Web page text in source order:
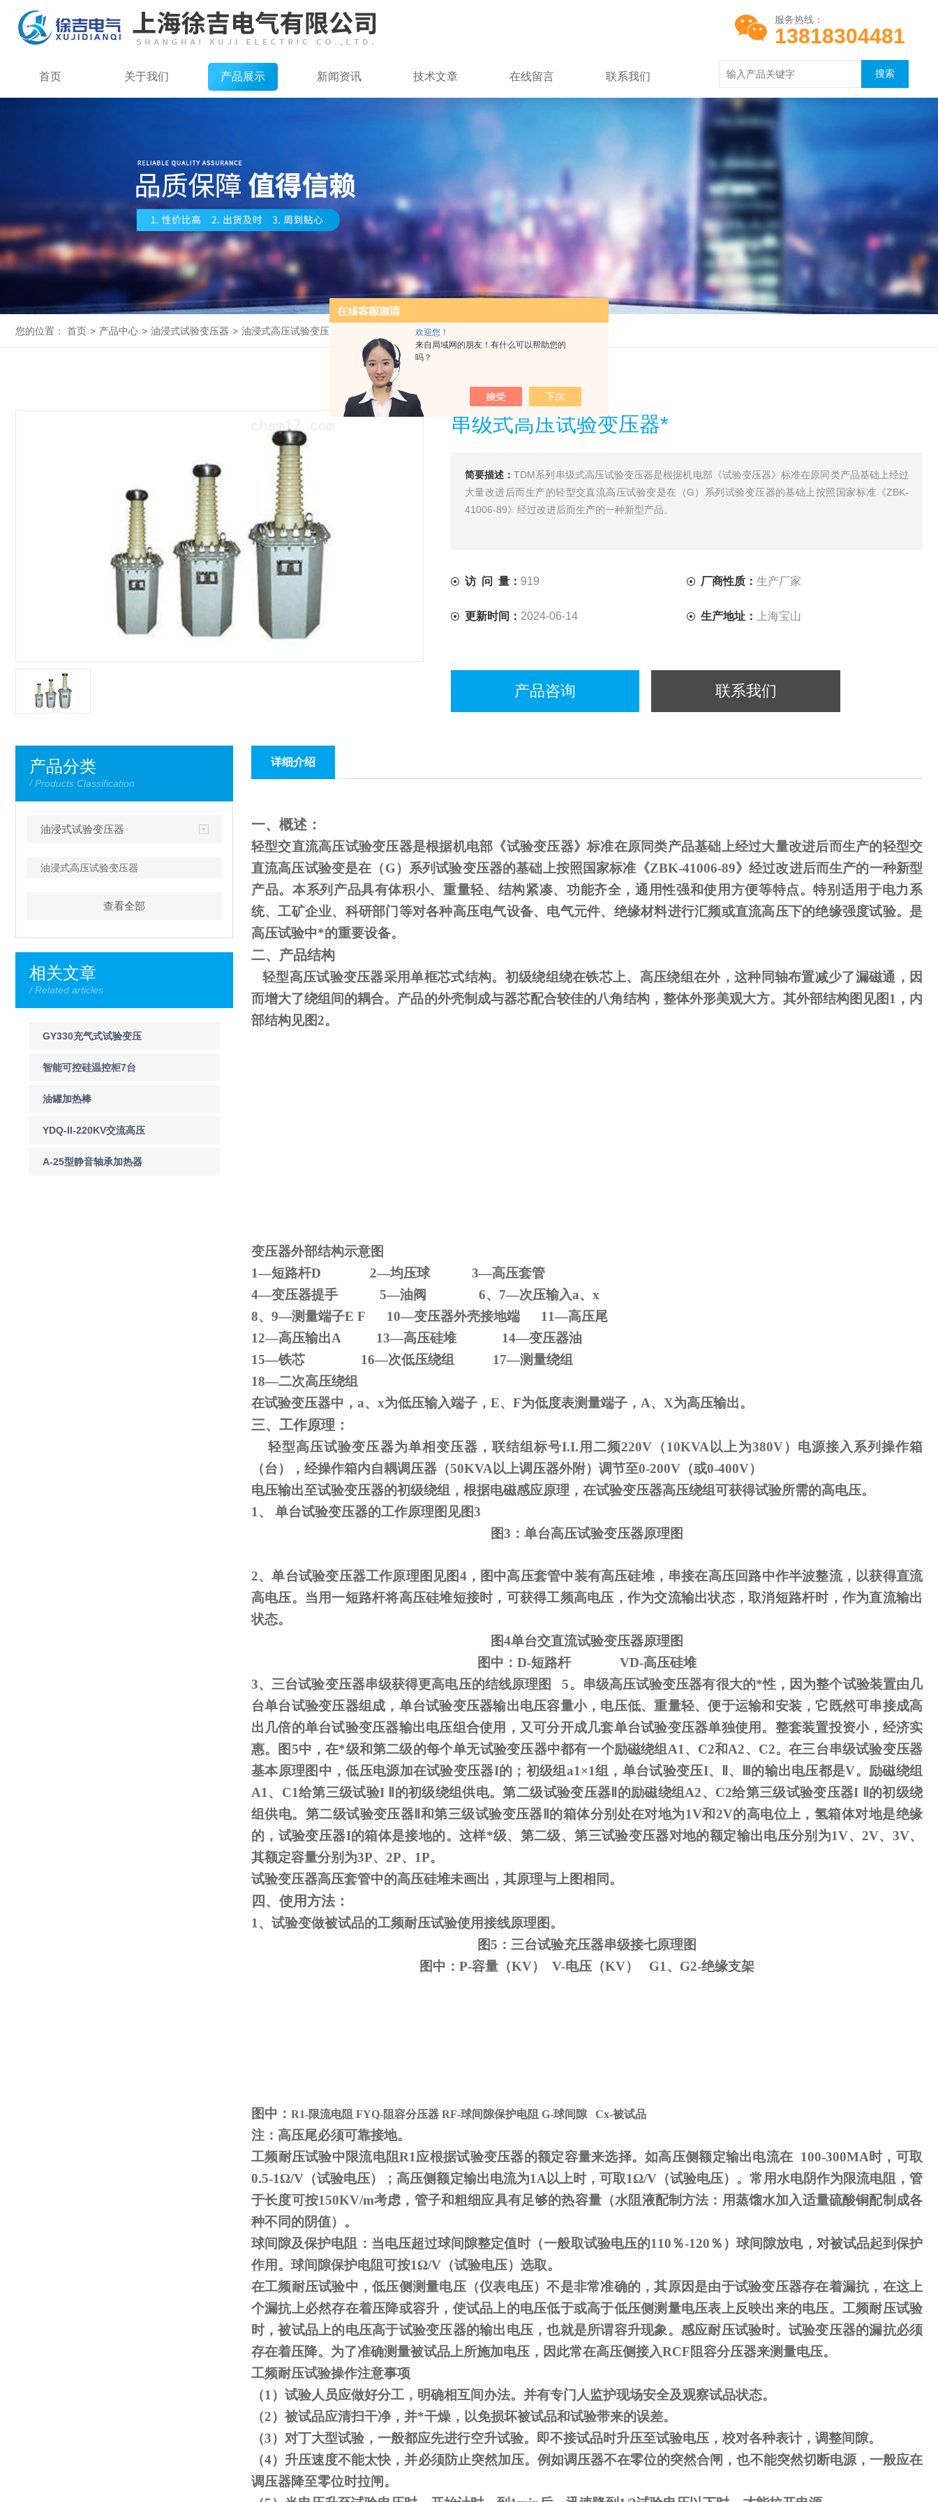
欢迎您！
来自局域网的朋友！有什么可以帮助您的
吗？
服务热线：
13818304481
首页 关于我们 产品展示 新闻资讯 技术文章 在线留言 联系我们
您的位置： 首页 > 产品中心 > 油浸式试验变压器 > 油浸式高压试验变压器 TDM串级式高压试验变压器*
串级式高压试验变压器*
简要描述：TDM系列串级式高压试验变压器是根据机电部《试验变压器》标准在原同类产品基础上经过
大量改进后而生产的轻型交直流高压试验变是在（G）系列试验变压器的基础上按照国家标准《ZBK-
41006-89》经过改进后而生产的一种新型产品。
访 问 量： 919 厂商性质： 生产厂家
更新时间： 2024-06-14 生产地址： 上海宝山
产品咨询 联系我们
产品分类
/ Products Classification
油浸式试验变压器
油浸式高压试验变压器
查看全部
相关文章
/ Related articles
GY330充气式试验变压
器
智能可控硅温控柜7台
120kw
油罐加热棒
YDQ-II-220KV交流高压
声光验电器
A-25型静音轴承加热器
详细介绍
一、概述：
轻型交直流高压试验变压器是根据机电部《试验变压器》标准在原同类产品基础上经过大量改进后而生产的轻型交
直流高压试验变是在（G）系列试验变压器的基础上按照国家标准《ZBK-41006-89》经过改进后而生产的一种新型
产品。本系列产品具有体积小、重量轻、结构紧凑、功能齐全，通用性强和使用方便等特点。特别适用于电力系
统、工矿企业、科研部门等对各种高压电气设备、电气元件、绝缘材料进行汇频或直流高压下的绝缘强度试验。是
高压试验中*的重要设备。
二、产品结构
轻型高压试验变压器采用单框芯式结构。初级绕组绕在铁芯上、高压绕组在外，这种同轴布置减少了漏磁通，因
而增大了绕组间的耦合。产品的外壳制成与器芯配合较佳的八角结构，整体外形美观大方。其外部结构图见图1 ，内
部结构见图2。
变压器外部结构示意图
1—短路杆D 2—均压球 3—高压套管
4—变压器提手 5—油阀 6、 7—次压输入a、 x
8、 9—测量端子E F 10—变压器外壳接地端 11—高压尾
12—高压输出A 13—高压硅堆 14—变压器油
15—铁芯 16—次低压绕组 17—测量绕组
18—二次高压绕组
在试验变压器中， a、 x为低压输入端子， E、 F为低度表测量端子， A、 X为高压输出。
三、工作原理：
轻型高压试验变压器为单相变压器，联结组标号I.I.用二频220V （10KVA 以上为380V）电源接入系列操作箱
（台），经操作箱内自耦调压器（50KVA 以上调压器外附）调节至0-200V （或0-400V）
电压输出至试验变压器的初级绕组，根据电磁感应原理，在试验变压器高压绕组可获得试验所需的高电压。
1、 单台试验变压器的工作原理图见图3
图3 ：单台高压试验变压器原理图
2、单台试验变压器工作原理图见图4 ，图中高压套管中装有高压硅堆，串接在高压回路中作半波整流，以获得直流
高电压。当用一短路杆将高压硅堆短接时，可获得工频高电压，作为交流输出状态，取消短路杆时，作为直流输出
状态。
图4单台交直流试验变压器原理图
图中： D-短路杆 VD-高压硅堆
3、三台试验变压器串级获得更高电压的结线原理图5。串级高压试验变压器有很大的*性，因为整个试验装置由几
台单台试验变压器组成，单台试验变压器输出电压容量小，电压低、重量轻、便于运输和安装，它既然可串接成高
出几倍的单台试验变压器输出电压组合使用，又可分开成几套单台试验变压器单独使用。整套装置投资小，经济实
惠。图5中，在*级和第二级的每个单无试验变压器中都有一个励磁绕组 A1 、 C2和A2、 C2。在三台串级试验变压器
基本原理图中，低压电源加在试验变压器I的；初级组 a1×1组，单台试验变压I、 、 的输出电压都是V。励磁绕组
A1 、 C1给第三级试验I
Ⅱ的初级绕组供电。第二级试验变压器Ⅱ的励磁绕组A2、C2给第三级试验变压器I Ⅱ的初级绕
组供电。第二级试验变压器Ⅱ和第三级试验变压器Ⅱ的箱体分别处在对地为1V和2V的高电位上，氢箱体对地是绝缘
的，试验变压器I的箱体是接地的。这样*级、第二级、第三试验变压器对地的额定输出电压分别为1V、2V、3V、
其额定容量分别为3P、2P、1P。
试验变压器高压套管中的高压硅堆未画出，其原理与上图相同。
四、使用方法：
1、试验变做被试品的工频耐压试验使用接线原理图。
图5：三台试验充压器串级接七原理图
图中：P-容量（KV） V-电压（KV） G1、G2-绝缘支架
图中： R1-限流电阻 FYQ-阻容分压器 RF-球间隙保护电阻 G-球间隙 Cx-被试品
注：高压尾必须可靠接地。
工频耐压试验中限流电阻R1应根据试验变压器的额定容量来选择。如高压侧额定输出电流在 100-300MA时，可取
0.5-1Ω/V（试验电压）；高压侧额定输出电流为1A 以上时，可取1Ω/V（试验电压）。常用水电阴作为限流电阻，管
于长度可按150KV/m考虑，管子和粗细应具有足够的热容量（水阻液配制方法：用蒸馏水加入适量硫酸铜配制成各
种不同的阴值）。
球间隙及保护电阻：当电压超过球间隙整定值时（一般取试验电压的110％-120％）球间隙放电，对被试品起到保护
作用。球间隙保护电阻可按1Ω/V（试验电压）选取。
在工频耐压试验中，低压侧测量电压（仪表电压）不是非常准确的，其原因是由于试验变压器存在着漏抗，在这上
个漏抗上必然存在着压降或容升，使试品上的电压低于或高于低压侧测量电压表上反映出来的电压。工频耐压试验
时，被试品上的电压高于试验变压器的输出电压，也就是所谓容升现象。感应耐压试验时。试验变压器的漏抗必须
存在着压降。为了准确测量被试品上所施加电压，因此常在高压侧接入RCF阻容分压器来测量电压。
工频耐压试验操作注意事项
（1 ）试验人员应做好分工，明确相互间办法。并有专门人监护现场安全及观察试品状态。
（2）被试品应清扫干净，并*干燥，以免损坏被试品和试验带来的误差。
（3）对丁大型试验，一般都应先进行空升试验。即不接试品时升压至试验电压，校对各种表计，调整间隙。
（4）升压速度不能太快，并必须防止突然加压。例如调压器不在零位的突然合闸，也不能突然切断电源，一般应在
调压器降至零位时拉闸。